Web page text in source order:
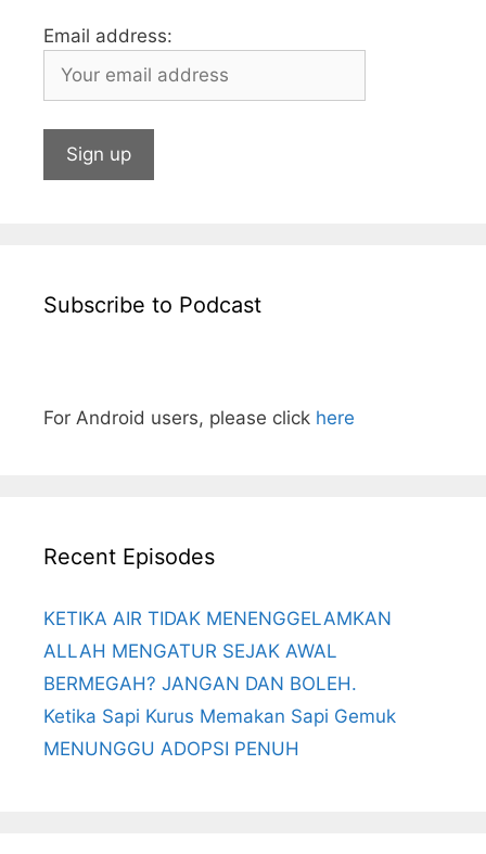
Email address:
Subscribe to Podcast
For Android users, please click here
Recent Episodes
KETIKA AIR TIDAK MENENGGELAMKAN
ALLAH MENGATUR SEJAK AWAL
BERMEGAH? JANGAN DAN BOLEH.
Ketika Sapi Kurus Memakan Sapi Gemuk
MENUNGGU ADOPSI PENUH